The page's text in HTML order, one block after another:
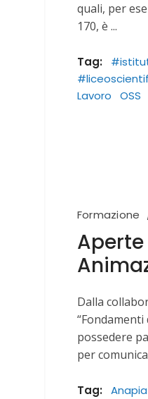
quali, per
170, è
Tag:
Lavoro
OSS
Formazione
Dalla
possedere
per
Tag: Anapia